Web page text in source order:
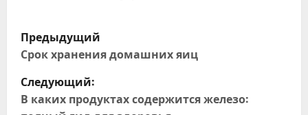
Н
а
в
Предыдущий
Срок хранения домашних яиц
Следующий:
В каких продуктах содержится железо: